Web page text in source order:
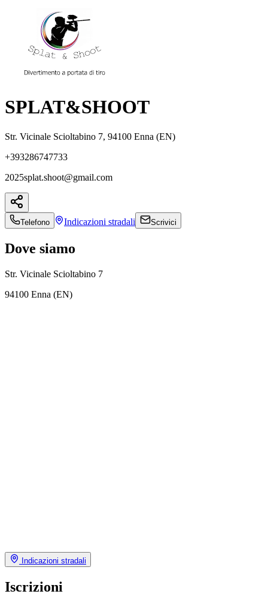
SPLAT&SHOOT
Str. Vicinale Scioltabino 7, 94100 Enna (EN)
+393286747733
2025splat.shoot@gmail.com
Telefono Indicazioni stradali Scrivici
Dove siamo
Str. Vicinale Scioltabino 7
94100 Enna (EN)
Indicazioni stradali
Iscrizioni